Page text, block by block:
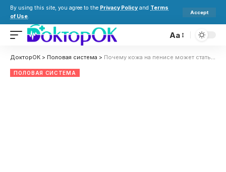
By using this site, you agree to the Privacy Policy and Terms
of Use.
Accept
Aa
ДокторОК > Половая система > Почему кожа на пенисе может стать фиолетовой: опасно ли это, на какие болезни указывает и что делать
ПОЛОВАЯ СИСТЕМА